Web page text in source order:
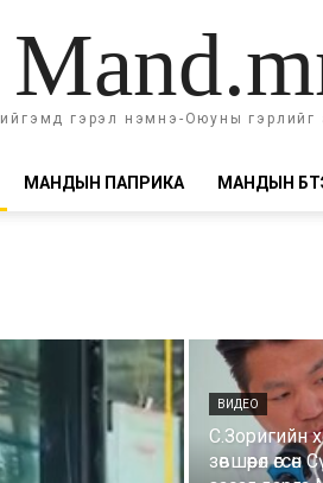
гэрэл нэмнэ-Оюуны гэрлийг
МАНДЫН ПАПРИКА МАНДЫН
ВИДЕО
С.Зоригийн
зөвшөөрөл